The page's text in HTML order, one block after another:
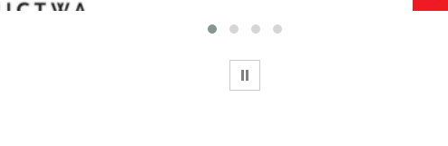
WSTRZYMAJ